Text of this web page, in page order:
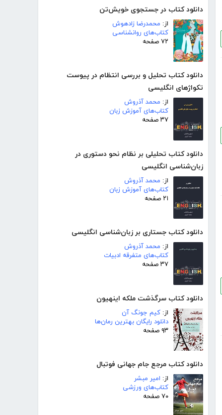
دانلود کتاب در جستجوی خویش‌تن
از: محمدرضا زادهوش
کتاب‌های روانشناسی
۷۲ صفحه
دانلود کتاب تحلیل و بررسی انتظام در پیوست
تکواژهای انگلیسی
از: محمد آذروش
کتاب‌های آموزش زبان
۳۷ صفحه
دانلود کتاب تحلیلی بر نظام نحو دستوری در
زبان‌شناسی انگلیسی
از: محمد آذروش
کتاب‌های آموزش زبان
۲۱ صفحه
دانلود کتاب جستاری بر زبان‌شناسی انگلیسی
از: محمد آذروش
کتاب‌های متفرقه ادبیات
۳۷ صفحه
دانلود کتاب سرگذشت ملکه اینهیون
از: کیم جونگ آن
دانلود رایگان بهترین رمان‌ها
۹۳ صفحه
دانلود کتاب مرجع جام جهانی فوتبال
از: امیر مبشر
کتاب‌های ورزشی
۷۰ صفحه